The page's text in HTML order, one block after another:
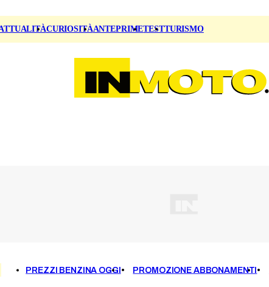
CURIOSITÀANTEPRIMETESTTURISMO
PREZZI BENZINA OGGI PROMOZIONE ABBONAMENTI